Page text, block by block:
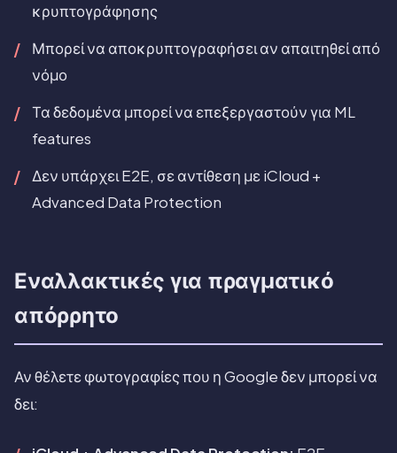
κρυπτογράφησης
Μπορεί να αποκρυπτογραφήσει αν απαιτηθεί από
νόμο
Τα δεδομένα μπορεί να επεξεργαστούν για ML
features
Δεν υπάρχει E2E, σε αντίθεση με iCloud +
Advanced Data Protection
Εναλλακτικές για πραγματικό
απόρρητο
Αν θέλετε φωτογραφίες που η Google δεν μπορεί να
δει: